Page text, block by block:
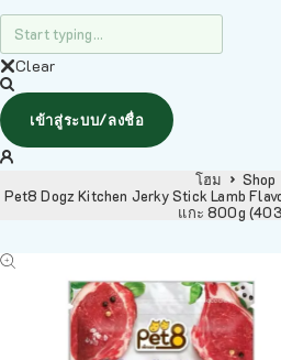
Clear
เข้าสู่ระบบ/ลงชื่อ
โฮม
Shop
Pet8 Dogz Kitchen Jerky Stick Lamb
แกะ 800g